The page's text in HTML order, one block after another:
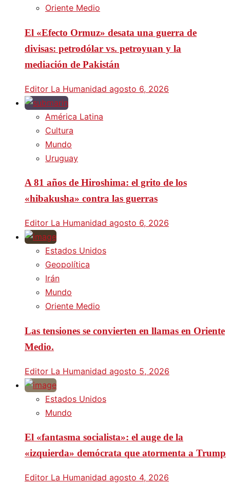
Oriente Medio
El «Efecto Ormuz» desata una guerra de
divisas: petrodólar vs. petroyuan y la
mediación de Pakistán
Editor La Humanidad agosto 6, 2026
América Latina
Cultura
Mundo
Uruguay
A 81 años de Hiroshima: el grito de los
«hibakusha» contra las guerras
Editor La Humanidad agosto 6, 2026
Estados Unidos
Geopolítica
Irán
Mundo
Oriente Medio
Las tensiones se convierten en llamas en Oriente
Medio.
Editor La Humanidad agosto 5, 2026
Estados Unidos
Mundo
El «fantasma socialista»: el auge de la
«izquierda» demócrata que atormenta a Trump
Editor La Humanidad agosto 4, 2026